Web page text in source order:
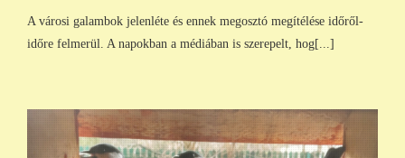
A városi galambok jelenléte és ennek megosztó megítélése időről-
időre felmerül. A napokban a médiában is szerepelt, hog[...]